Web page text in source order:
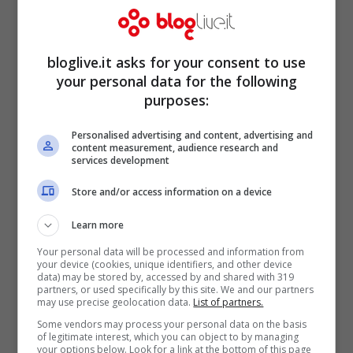
Mario Balotelli (Instagram)
Già detto precedentemente ma la quinta
edizione del GFVip sembra proprio essere
bloglive.it asks for your consent to use
your personal data for the following
purposes:
Personalised advertising and content, advertising and
content measurement, audience research and
services development
Store and/or access information on a device
Learn more
Your personal data will be processed and information from
your device (cookies, unique identifiers, and other device
data) may be stored by, accessed by and shared with 319
partners, or used specifically by this site. We and our partners
may use precise geolocation data. List of partners.
Some vendors may process your personal data on the basis
of legitimate interest, which you can object to by managing
your options below. Look for a link at the bottom of this page